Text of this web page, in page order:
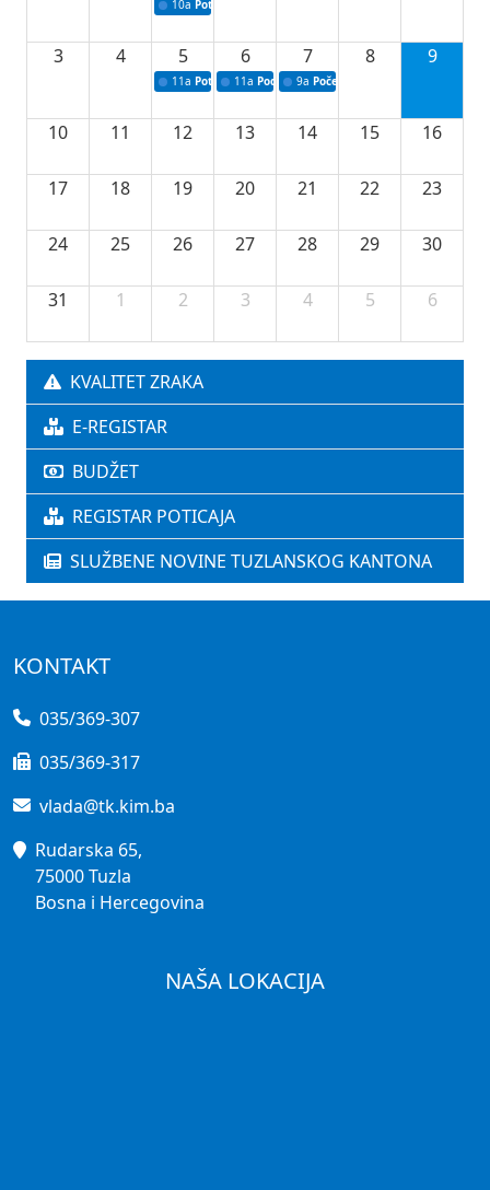
10a Potpisivanje ugovora sa neprofitnim
3 4 5
11a Potpisivanje ugovora o stipendijama za
6
11a Podrška razvoju vodne infrastrukture u
7
9a Početak izgradnje nove
8 9
10 11 12 13 14 15 16
17 18 19 20 21 22 23
24 25 26 27 28 29 30
31 1 2 3 4 5 6
KVALITET ZRAKA
E-REGISTAR
BUDŽET
REGISTAR POTICAJA
SLUŽBENE NOVINE TUZLANSKOG KANTONA
KONTAKT
035/369-307
035/369-317
vlada@tk.kim.ba
Rudarska 65,
75000 Tuzla
Bosna i Hercegovina
NAŠA LOKACIJA